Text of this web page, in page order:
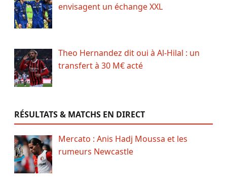
envisagent un échange XXL
Theo Hernandez dit oui à Al-Hilal : un
transfert à 30 M€ acté
RÉSULTATS & MATCHS EN DIRECT
Mercato : Anis Hadj Moussa et les
rumeurs Newcastle